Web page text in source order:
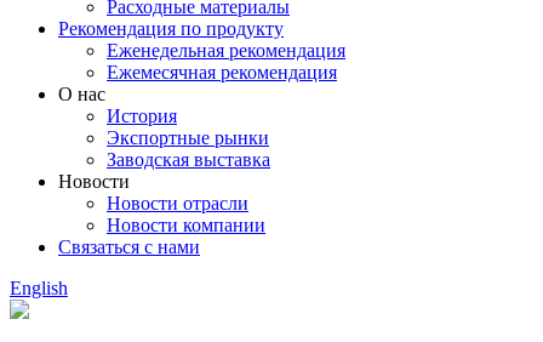
Расходные материалы
Рекомендация по продукту
Еженедельная рекомендация
Ежемесячная рекомендация
О нас
История
Экспортные рынки
Заводская выставка
Новости
Новости отрасли
Новости компании
Связаться с нами
English